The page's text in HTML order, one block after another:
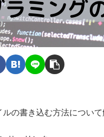
の書き込む方法について